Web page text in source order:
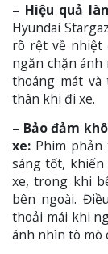
– Hiệu quả
Hyundai
rõ rệt về nhiệt
ngăn chặn ánh
thoáng mát và
thân khi đi xe.
– Bảo đảm
xe: Phim phản
sáng tốt,
xe, trong khi
bên ngoài.
thoải mái khi
ánh nhìn tò mò